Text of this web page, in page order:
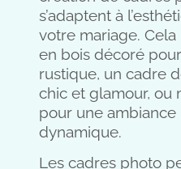
s’adaptent à
votre mariage.
en bois décoré
rustique, un cadre
chic et glamour, ou
pour une
dynamique.
Les cadres photo